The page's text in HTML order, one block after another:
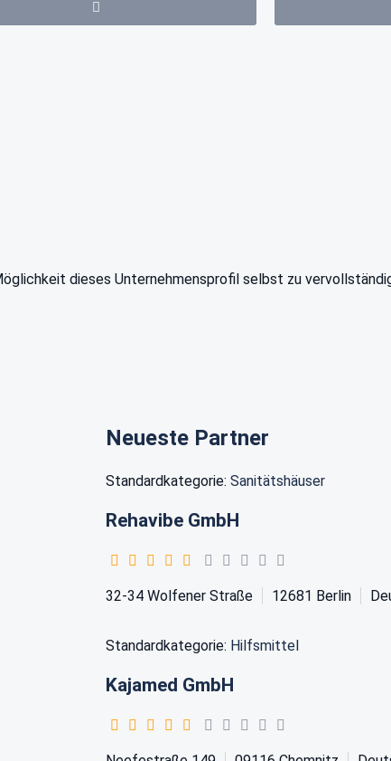
dieses Unternehmensprofil selbst zu
Neueste Partner
Standardkategorie: Sanitätshäuser
Rehavibe GmbH
32-34 Wolfener Straße 12681 Berlin
Standardkategorie: Hilfsmittel
Kajamed GmbH